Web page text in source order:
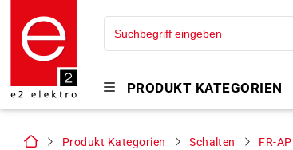
PRODUKT KATEGORIEN
Produkt Kategorien Schalten FR-